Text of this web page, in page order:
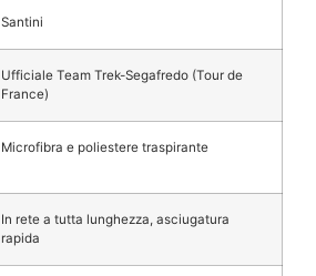
Santini
Ufficiale Team Trek-Segafredo (Tour de
France)
Microfibra e poliestere traspirante
In rete a tutta lunghezza, asciugatura
rapida